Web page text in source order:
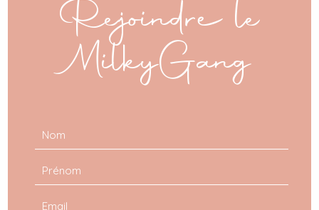
VOIR TOUS LES LOOKS
Rejoindre le
MilkyGang